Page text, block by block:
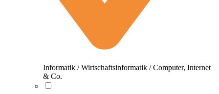
Informatik / Wirtschaftsinformatik / Computer, Internet
& Co.